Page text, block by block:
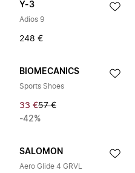
Y-3
Adios 9
248 €
BIOMECANICS
Sports Shoes
33 €57 €
-42%
SALOMON
Aero Glide 4 GRVL